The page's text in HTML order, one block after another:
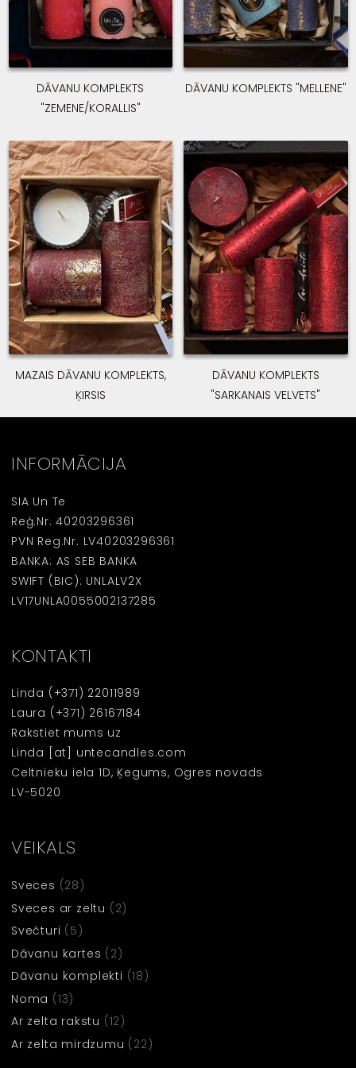
DĀVANU KOMPLEKTS
"ZEMENE/KORALLIS"
DĀVANU KOMPLEKTS "MELLENE"
MAZAIS DĀVANU KOMPLEKTS,
ĶIRSIS
DĀVANU KOMPLEKTS
"SARKANAIS VELVETS"
INFORMĀCIJA
SIA Un Te
Reģ.Nr. 40203296361
PVN Reg.Nr. LV40203296361
BANKA: AS SEB BANKA
SWIFT (BIC): UNLALV2X
LV17UNLA0055002137285
KONTAKTI
Linda (+371) 22011989
Laura (+371) 26167184
Rakstiet mums uz
Linda [at] untecandles.com
Celtnieku iela 1D, Ķegums, Ogres novads
LV-5020
VEIKALS
Sveces (28)
Sveces ar zeltu (2)
Svečturi (5)
Dāvanu kartes (2)
Dāvanu komplekti (18)
Noma (13)
Ar zelta rakstu (12)
Ar zelta mirdzumu (22)